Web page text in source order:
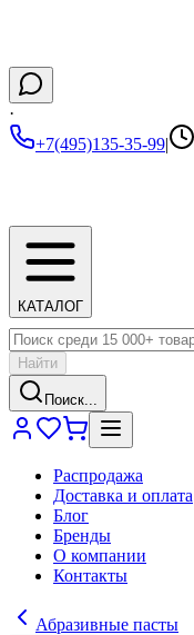
·
+7(495)135-35-99|
КАТАЛОГ
Найти
Поиск...
Распродажа
Доставка и оплата
Блог
Бренды
О компании
Контакты
Абразивные пасты